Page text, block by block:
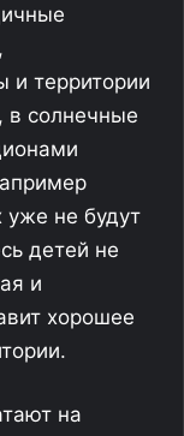
и территории
в солнечные
не будут
детей не
и
хорошее
на